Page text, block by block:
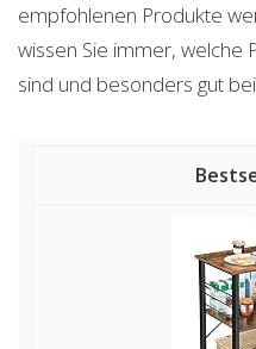
empfohlenen Produkte
wissen Sie immer, welche
sind und besonders gut